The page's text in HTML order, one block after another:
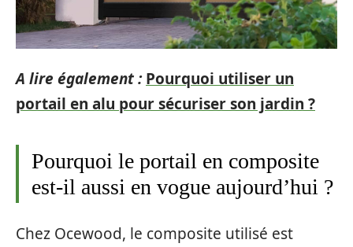
A lire également : Pourquoi utiliser un
portail en alu pour sécuriser son jardin ?
Pourquoi le portail en composite
est-il aussi en vogue aujourd’hui ?
Chez Ocewood, le composite utilisé est